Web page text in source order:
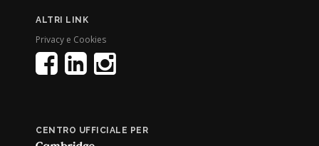
ALTRI LINK
Privacy e Cookies
CENTRO UFFICIALE PER